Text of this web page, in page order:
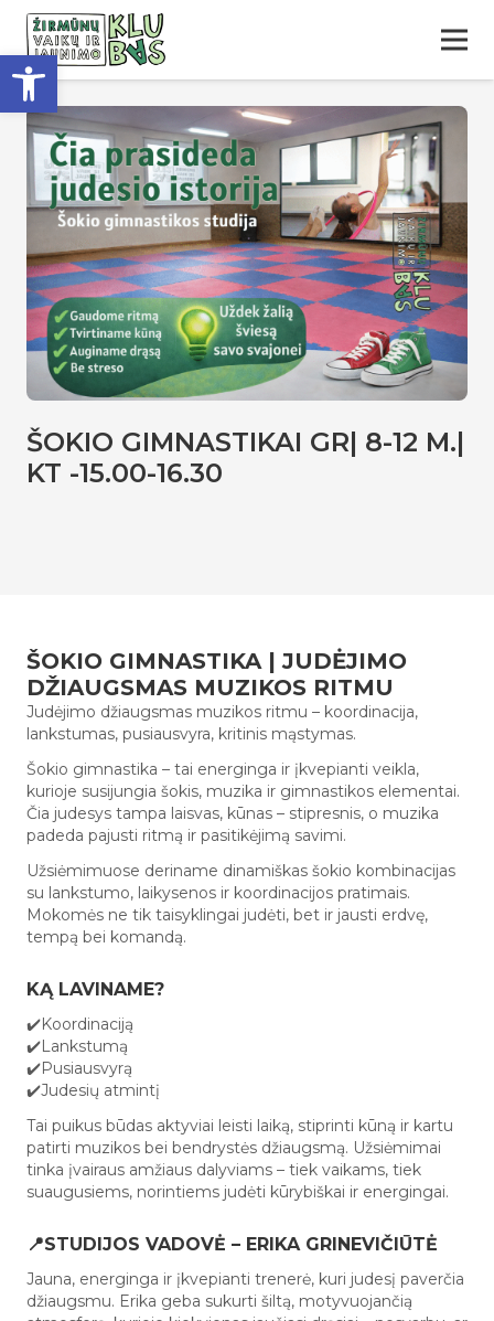
Open toolbar
ŠOKIO GIMNASTIKAI GR| 8-12 M.|
KT -15.00-16.30
ŠOKIO GIMNASTIKA | JUDĖJIMO
DŽIAUGSMAS MUZIKOS RITMU
Judėjimo džiaugsmas muzikos ritmu – koordinacija,
lankstumas, pusiausvyra, kritinis mąstymas.
Šokio gimnastika – tai energinga ir įkvepianti veikla,
kurioje susijungia šokis, muzika ir gimnastikos elementai.
Čia judesys tampa laisvas, kūnas – stipresnis, o muzika
padeda pajusti ritmą ir pasitikėjimą savimi.
Užsiėmimuose deriname dinamiškas šokio kombinacijas
su lankstumo, laikysenos ir koordinacijos pratimais.
Mokomės ne tik taisyklingai judėti, bet ir jausti erdvę,
tempą bei komandą.
KĄ LAVINAME?
✔️Koordinaciją
✔️Lankstumą
✔️Pusiausvyrą
✔️Judesių atmintį
Tai puikus būdas aktyviai leisti laiką, stiprinti kūną ir kartu
patirti muzikos bei bendrystės džiaugsmą. Užsiėmimai
tinka įvairaus amžiaus dalyviams – tiek vaikams, tiek
suaugusiems, norintiems judėti kūrybiškai ir energingai.
📍STUDIJOS VADOVĖ – ERIKA GRINEVIČIŪTĖ
Jauna, energinga ir įkvepianti trenerė, kuri judesį paverčia
džiaugsmu. Erika geba sukurti šiltą, motyvuojančią